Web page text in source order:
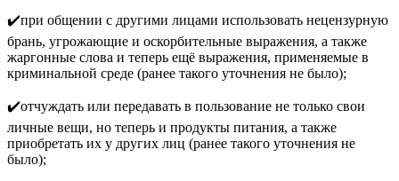
✔️при общении с другими лицами использовать нецензурную
брань, угрожающие и оскорбительные выражения, а также
жаргонные слова и теперь ещё выражения, применяемые в
криминальной среде (ранее такого уточнения не было);
✔️отчуждать или передавать в пользование не только свои
личные вещи, но теперь и продукты питания, а также
приобретать их у других лиц (ранее такого уточнения не
было);